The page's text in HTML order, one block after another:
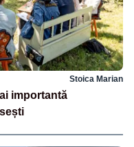
Stoica Marian
importantă